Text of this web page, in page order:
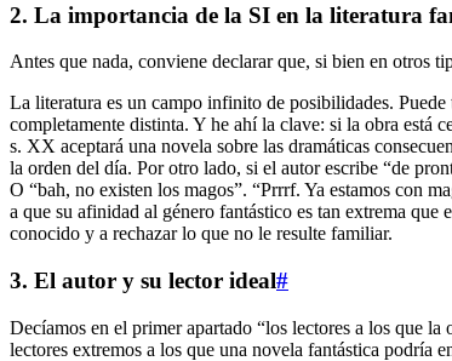
2. La importancia de la SI en la literatura
Antes que nada, conviene declarar que, si bien en otros
La literatura es un campo infinito de posibilidades.
completamente distinta. Y he ahí la clave: si la obra está
s. XX aceptará una novela sobre las dramáticas
la orden del día. Por otro lado, si el autor escribe “de
O “bah, no existen los magos”. “Prrrf. Ya estamos con
a que su afinidad al género fantástico es tan extrema
conocido y a rechazar lo que no le resulte familiar.
3. El autor y su lector ideal#
Decíamos en el primer apartado “los lectores a los que
lectores extremos a los que una novela fantástica podría